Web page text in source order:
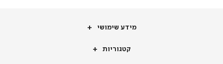
מידע
מידע שימושי
קטגוריותקטגוריות